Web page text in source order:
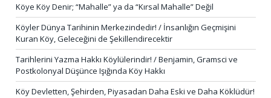
Köye Köy Denir; “Mahalle” ya da “Kırsal Mahalle” Değil
Köyler Dünya Tarihinin Merkezindedir! / İnsanlığın Geçmişini
Kuran Köy, Geleceğini de Şekillendirecektir
Tarihlerini Yazma Hakkı Köylülerindir! / Benjamin, Gramsci ve
Postkolonyal Düşünce Işığında Köy Hakkı
Köy Devletten, Şehirden, Piyasadan Daha Eski ve Daha Köklüdür!